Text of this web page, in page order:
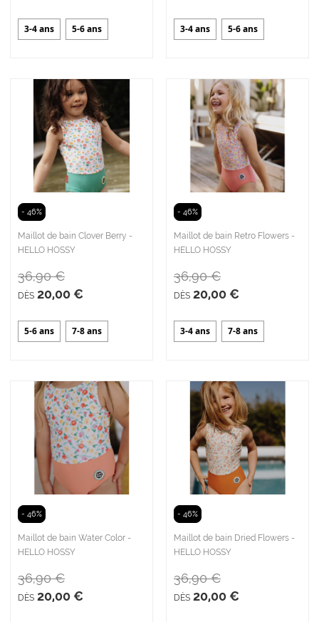
3-4 ans 5-6 ans 3-4 ans 5-6 ans
- 46%
Maillot de bain Clover Berry -
HELLO HOSSY
DÈS 20,00 €
36,90 €
5-6 ans 7-8 ans
- 46%
Maillot de bain Retro Flowers -
HELLO HOSSY
DÈS 20,00 €
36,90 €
3-4 ans 7-8 ans
- 46%
Maillot de bain Water Color -
HELLO HOSSY
DÈS 20,00 €
36,90 €
- 46%
Maillot de bain Dried Flowers -
HELLO HOSSY
DÈS 20,00 €
36,90 €